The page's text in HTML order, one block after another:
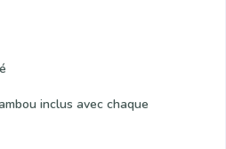
inclus avec chaque